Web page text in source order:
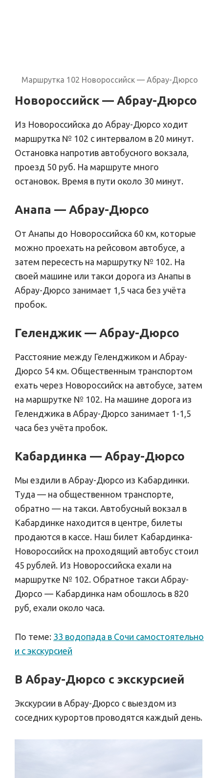
Маршрутка 102 Новороссийск — Абрау-Дюрсо
Новороссийск — Абрау-Дюрсо
Из Новороссийска до Абрау-Дюрсо ходит
маршрутка № 102 с интервалом в 20 минут.
Остановка напротив автобусного вокзала,
проезд 50 руб. На маршруте много
остановок. Время в пути около 30 минут.
Анапа — Абрау-Дюрсо
От Анапы до Новороссийска 60 км, которые
можно проехать на рейсовом автобусе, а
затем пересесть на маршрутку № 102. На
своей машине или такси дорога из Анапы в
Абрау-Дюрсо занимает 1,5 часа без учёта
пробок.
Геленджик — Абрау-Дюрсо
Расстояние между Геленджиком и Абрау-
Дюрсо 54 км. Общественным транспортом
ехать через Новороссийск на автобусе, затем
на маршрутке № 102. На машине дорога из
Геленджика в Абрау-Дюрсо занимает 1-1,5
часа без учёта пробок.
Кабардинка — Абрау-Дюрсо
Мы ездили в Абрау-Дюрсо из Кабардинки.
Туда — на общественном транспорте,
обратно — на такси. Автобусный вокзал в
Кабардинке находится в центре, билеты
продаются в кассе. Наш билет Кабардинка-
Новороссийск на проходящий автобус стоил
45 рублей. Из Новороссийска ехали на
маршрутке № 102. Обратное такси Абрау-
Дюрсо — Кабардинка нам обошлось в 820
руб, ехали около часа.
По теме: 33 водопада в Сочи самостоятельно
и с экскурсией
В Абрау-Дюрсо с экскурсией
Экскурсии в Абрау-Дюрсо с выездом из
соседних курортов проводятся каждый день.